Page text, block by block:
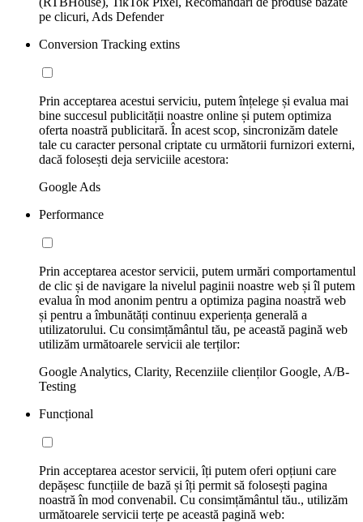
pe clicuri, Ads Defender
Conversion Tracking extins
Prin acceptarea acestui serviciu, putem înțelege și evalua mai
bine succesul publicității noastre online și putem optimiza
oferta noastră publicitară. În acest scop, sincronizăm datele
tale cu caracter personal criptate cu următorii furnizori externi,
dacă folosești deja serviciile acestora:
Google Ads
Performance
Prin acceptarea acestor servicii, putem urmări comportamentul
de clic și de navigare la nivelul paginii noastre web și îl putem
evalua în mod anonim pentru a optimiza pagina noastră web
și pentru a îmbunătăți continuu experiența generală a
utilizatorului. Cu consimțământul tău, pe această pagină web
utilizăm următoarele servicii ale terților:
Google Analytics, Clarity, Recenziile clienților Google, A/B-
Testing
Funcțional
Prin acceptarea acestor servicii, îți putem oferi opțiuni care
depășesc funcțiile de bază și îți permit să folosești pagina
noastră în mod convenabil. Cu consimțământul tău., utilizăm
următoarele servicii terțe pe această pagină web: